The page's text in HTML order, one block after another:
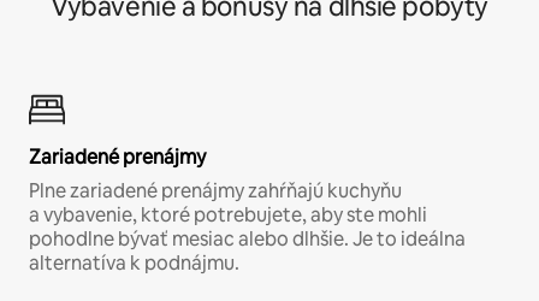
Zariadené prenájmy
Plne zariadené prenájmy zahŕňajú kuchyňu
a vybavenie, ktoré potrebujete, aby ste mohli
pohodlne bývať mesiac alebo dlhšie. Je to ideálna
alternatíva k podnájmu.